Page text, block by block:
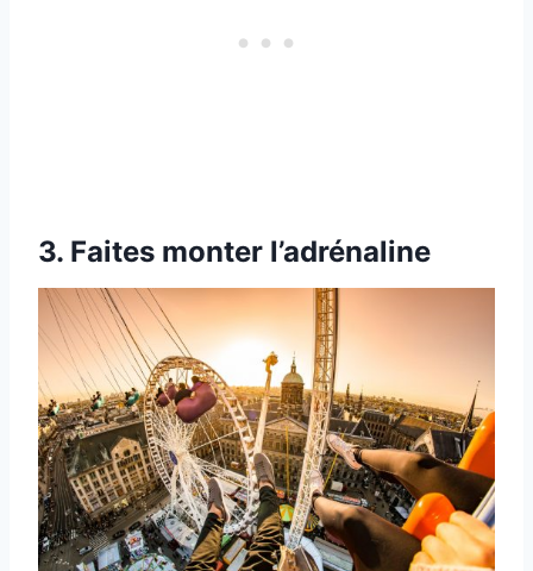
3. Faites monter l’adrénaline